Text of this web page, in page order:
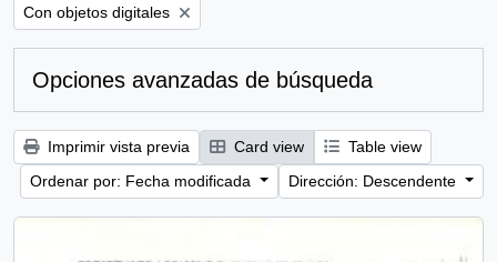
Remove filter:
Con objetos digitales
Opciones avanzadas de búsqueda
Imprimir vista previa Card view
Table view
Ordenar por: Fecha modificada
Dirección: Descendente